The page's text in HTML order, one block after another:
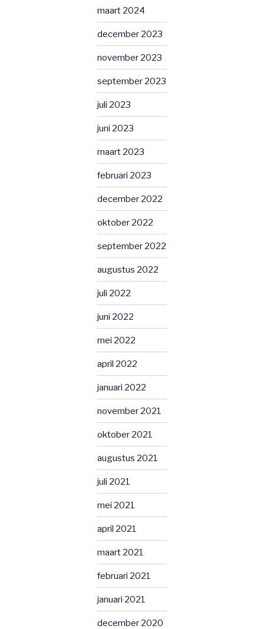
maart 2024
december 2023
november 2023
september 2023
juli 2023
juni 2023
maart 2023
februari 2023
december 2022
oktober 2022
september 2022
augustus 2022
juli 2022
juni 2022
mei 2022
april 2022
januari 2022
november 2021
oktober 2021
augustus 2021
juli 2021
mei 2021
april 2021
maart 2021
februari 2021
januari 2021
december 2020